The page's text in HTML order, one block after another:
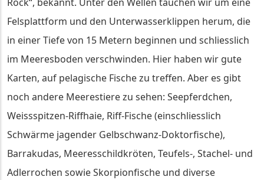
Felsplattform und den Unterwasserklippen herum, die
in einer Tiefe von 15 Metern beginnen und schliesslich
im Meeresboden verschwinden. Hier haben wir gute
Karten, auf pelagische Fische zu treffen. Aber es gibt
noch andere Meerestiere zu sehen: Seepferdchen,
Weissspitzen-Riffhaie, Riff-Fische (einschliesslich
Schwärme jagender Gelbschwanz-Doktorfische),
Barrakudas, Meeresschildkröten, Teufels-, Stachel- und
Adlerrochen sowie Skorpionfische und diverse